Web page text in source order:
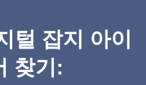
털 잡지 아이
찾기: